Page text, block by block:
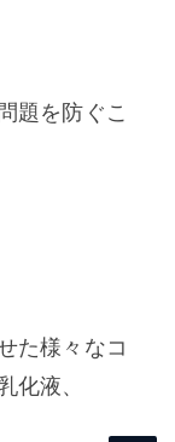
題を防ぐこ
た様々なコ
化液、